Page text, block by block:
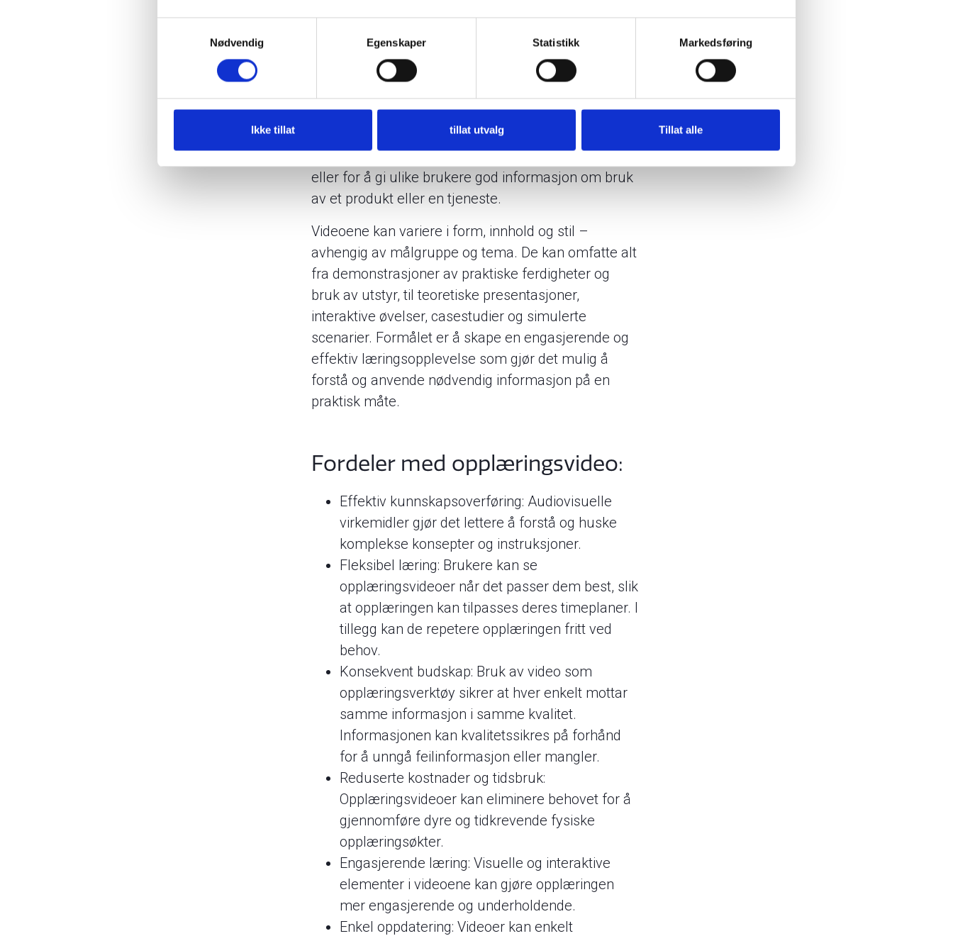
Nødvendig
Egenskaper Statistikk Markedsføring
Ikke tillat tillat utvalg Tillat alle
Filmen går også igjennom flere korrekturer for å
påse at alt er korrekt fortalt, representert eller
visualisert for optimal læring. Og du som bestiller
har full kontroll på innholdet.
Disse videoene kan være designet for å effektivt
lære opp ansatte i ulike aspekter av arbeidet deres,
eller for å gi ulike brukere god informasjon om bruk
av et produkt eller en tjeneste.
Videoene kan variere i form, innhold og stil –
avhengig av målgruppe og tema. De kan omfatte alt
fra demonstrasjoner av praktiske ferdigheter og
bruk av utstyr, til teoretiske presentasjoner,
interaktive øvelser, casestudier og simulerte
scenarier. Formålet er å skape en engasjerende og
effektiv læringsopplevelse som gjør det mulig å
forstå og anvende nødvendig informasjon på en
praktisk måte.
Fordeler med opplæringsvideo:
Effektiv kunnskapsoverføring: Audiovisuelle
virkemidler gjør det lettere å forstå og huske
komplekse konsepter og instruksjoner.
Fleksibel læring: Brukere kan se
opplæringsvideoer når det passer dem best, slik
at opplæringen kan tilpasses deres timeplaner. I
tillegg kan de repetere opplæringen fritt ved
behov.
Konsekvent budskap: Bruk av video som
opplæringsverktøy sikrer at hver enkelt mottar
samme informasjon i samme kvalitet.
Informasjonen kan kvalitetssikres på forhånd
for å unngå feilinformasjon eller mangler.
Reduserte kostnader og tidsbruk:
Opplæringsvideoer kan eliminere behovet for å
gjennomføre dyre og tidkrevende fysiske
opplæringsøkter.
Engasjerende læring: Visuelle og interaktive
elementer i videoene kan gjøre opplæringen
mer engasjerende og underholdende.
Enkel oppdatering: Videoer kan enkelt